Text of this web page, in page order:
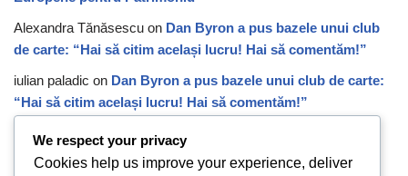
Alexandra Tănăsescu on Dan Byron a pus bazele unui club
de carte: “Hai să citim același lucru! Hai să comentăm!”
iulian paladic on Dan Byron a pus bazele unui club de carte:
“Hai să citim același lucru! Hai să comentăm!”
Archives
We respect your privacy
Cookies help us improve your experience, deliver